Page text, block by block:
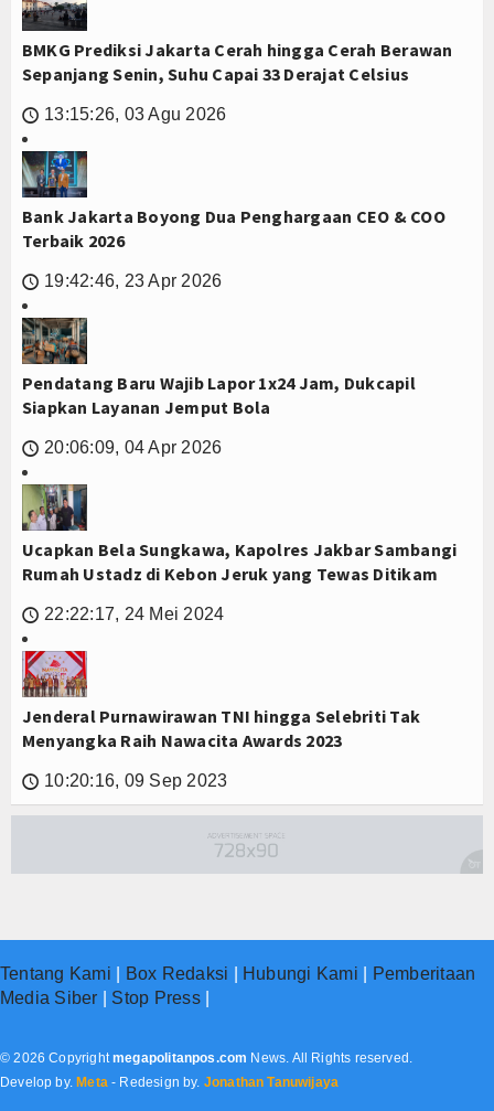
BMKG Prediksi Jakarta Cerah hingga Cerah Berawan
Sepanjang Senin, Suhu Capai 33 Derajat Celsius
🕔 13:15:26, 03 Agu 2026
Bank Jakarta Boyong Dua Penghargaan CEO & COO
Terbaik 2026
🕔 19:42:46, 23 Apr 2026
Pendatang Baru Wajib Lapor 1x24 Jam, Dukcapil
Siapkan Layanan Jemput Bola
🕔 20:06:09, 04 Apr 2026
Ucapkan Bela Sungkawa, Kapolres Jakbar Sambangi
Rumah Ustadz di Kebon Jeruk yang Tewas Ditikam
🕔 22:22:17, 24 Mei 2024
Jenderal Purnawirawan TNI hingga Selebriti Tak
Menyangka Raih Nawacita Awards 2023
🕔 10:20:16, 09 Sep 2023
Tentang Kami Box Redaksi Hubungi Kami
Pemberitaan
Media Siber
Stop Press|
© 2026 Copyrightmegapolitanpos.com News. All Rights reserved.
Develop by. Meta- Redesign by. Jonathan Tanuwijaya